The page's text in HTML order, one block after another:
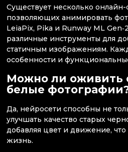
Существует несколько онлайн-
позволяющих анимировать
LeiaPix, Pika и Runway ML
различные инструменты для
статичным изображениям.
особенности и
Можно ли оживить
белые
Да, нейросети способны не
улучшать качество старых
добавляя цвет и движение,
жизнь.